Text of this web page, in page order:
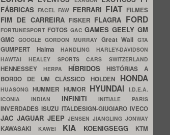
FÁBRICASFACELFAW FERRARI FIAT FILMES
FIM DE CARREIRA FISKER FLAGRA FORD
FORTUNESPORT FOTOS GACGAMESGEELYGM
GMC GOOGLEGORDON MURRAY Great WallGTA
GUMPERT HaimaHANDLINGHARLEY-DAVIDSON
HAWTAI HEALEY SPORTS CARS SWITZERLAND
HENNESSEY HERPA HÍBRIDOSHISTÓRIAS A
BORDO DE UM CLÁSSICO HOLDEN HONDA
HUASONGHUMMER HUMOR HYUNDAI I.D.E.A.
ICONIA INDIAN INFINITIINITIALE PARIS
INVERDADESISUZU ITALDESIGN-GIUGIAROIVECO
JAC JAGUAR JEEPJENSENJIANGLINGJONWAY
KAWASAKI KAWEI KIA KOENIGSEGG KTM